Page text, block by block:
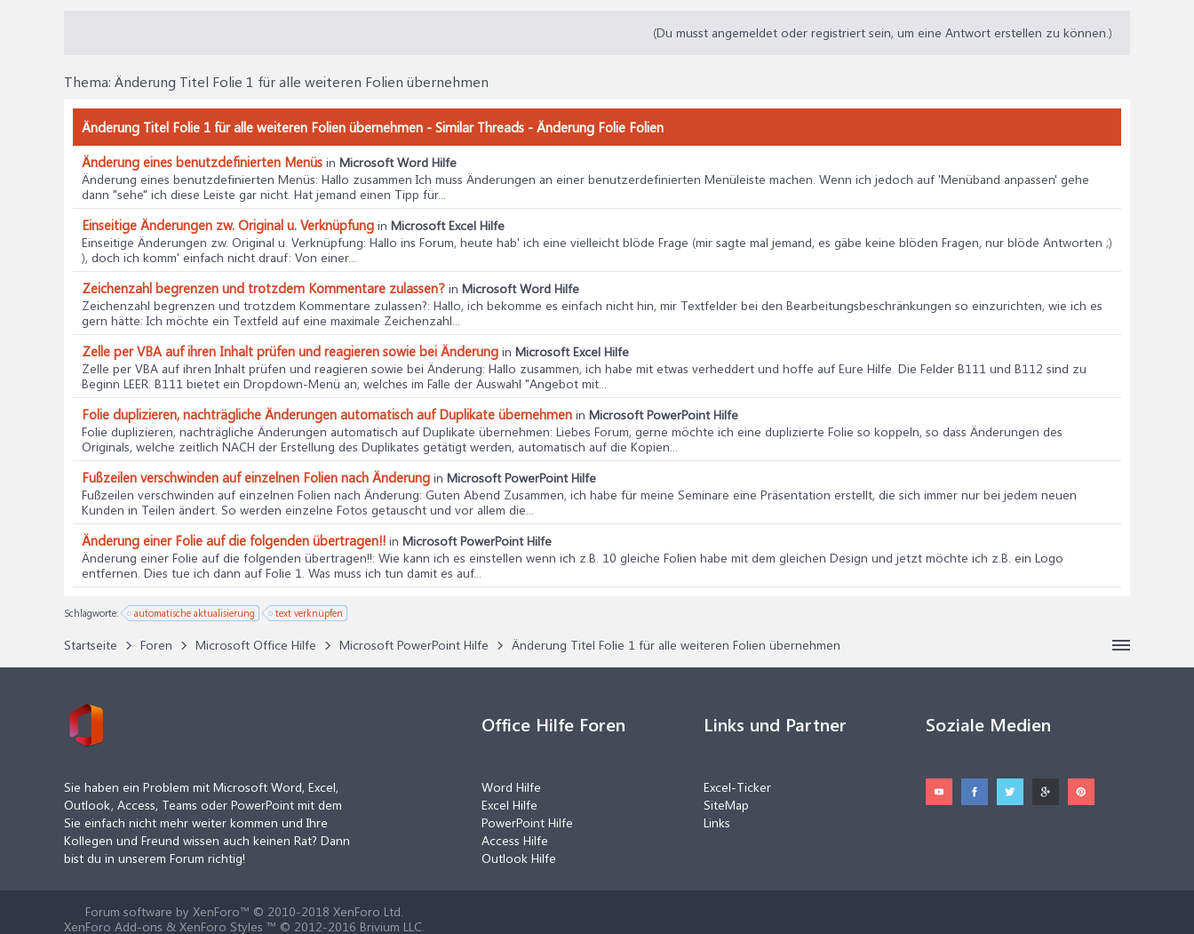
(Du musst angemeldet oder registriert sein, um eine Antwort erstellen zu können.)
Thema: Änderung Titel Folie 1 für alle weiteren Folien übernehmen
Änderung Titel Folie 1 für alle weiteren Folien übernehmen - Similar Threads - Änderung Folie Folien
Änderung eines benutzdefinierten Menüs in Microsoft Word Hilfe
Änderung eines benutzdefinierten Menüs: Hallo zusammen Ich muss Änderungen an einer benutzerdefinierten Menüleiste machen. Wenn ich jedoch auf 'Menüband anpassen' gehe
dann "sehe" ich diese Leiste gar nicht. Hat jemand einen Tipp für...
Einseitige Änderungen zw. Original u. Verknüpfung in Microsoft Excel Hilfe
Einseitige Änderungen zw. Original u. Verknüpfung: Hallo ins Forum, heute hab' ich eine vielleicht blöde Frage (mir sagte mal jemand, es gäbe keine blöden Fragen, nur blöde Antworten ;)
), doch ich komm' einfach nicht drauf: Von einer...
Zeichenzahl begrenzen und trotzdem Kommentare zulassen? in Microsoft Word Hilfe
Zeichenzahl begrenzen und trotzdem Kommentare zulassen?: Hallo, ich bekomme es einfach nicht hin, mir Textfelder bei den Bearbeitungsbeschränkungen so einzurichten, wie ich es
gern hätte: Ich möchte ein Textfeld auf eine maximale Zeichenzahl...
Zelle per VBA auf ihren Inhalt prüfen und reagieren sowie bei Änderung in Microsoft Excel Hilfe
Zelle per VBA auf ihren Inhalt prüfen und reagieren sowie bei Änderung: Hallo zusammen, ich habe mit etwas verheddert und hoffe auf Eure Hilfe. Die Felder B111 und B112 sind zu
Beginn LEER. B111 bietet ein Dropdown-Menü an, welches im Falle der Auswahl "Angebot mit...
Folie duplizieren, nachträgliche Änderungen automatisch auf Duplikate übernehmen in Microsoft PowerPoint Hilfe
Folie duplizieren, nachträgliche Änderungen automatisch auf Duplikate übernehmen: Liebes Forum, gerne möchte ich eine duplizierte Folie so koppeln, so dass Änderungen des
Originals, welche zeitlich NACH der Erstellung des Duplikates getätigt werden, automatisch auf die Kopien...
Fußzeilen verschwinden auf einzelnen Folien nach Änderung in Microsoft PowerPoint Hilfe
Fußzeilen verschwinden auf einzelnen Folien nach Änderung: Guten Abend Zusammen, ich habe für meine Seminare eine Präsentation erstellt, die sich immer nur bei jedem neuen
Kunden in Teilen ändert. So werden einzelne Fotos getauscht und vor allem die...
Änderung einer Folie auf die folgenden übertragen!! in Microsoft PowerPoint Hilfe
Änderung einer Folie auf die folgenden übertragen!!: Wie kann ich es einstellen wenn ich z.B. 10 gleiche Folien habe mit dem gleichen Design und jetzt möchte ich z.B. ein Logo
entfernen. Dies tue ich dann auf Folie 1. Was muss ich tun damit es auf...
Schlagworte: automatische aktualisierung text verknüpfen
Startseite Foren Microsoft Office Hilfe Microsoft PowerPoint Hilfe Änderung Titel Folie 1 für alle weiteren Folien übernehmen
Sie haben ein Problem mit Microsoft Word, Excel,
Outlook, Access, Teams oder PowerPoint mit dem
Sie einfach nicht mehr weiter kommen und Ihre
Kollegen und Freund wissen auch keinen Rat? Dann
bist du in unserem Forum richtig!
Office Hilfe Foren
Word Hilfe
Excel Hilfe
PowerPoint Hilfe
Access Hilfe
Outlook Hilfe
Links und Partner
Excel-Ticker
SiteMap
Links
Soziale Medien
Forum software by XenForo™ © 2010-2018 XenForo Ltd.
XenForo Add-ons & XenForo Styles ™ © 2012-2016 Brivium LLC.